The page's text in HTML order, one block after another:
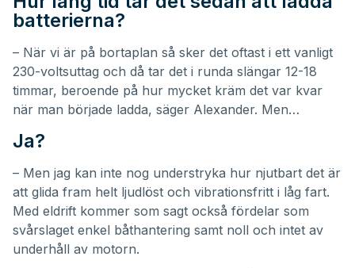
batterierna?
– När vi är på bortaplan så sker det oftast i ett vanligt
230-voltsuttag och då tar det i runda slängar 12-18
timmar, beroende på hur mycket kräm det var kvar
när man började ladda, säger Alexander. Men…
Ja?
– Men jag kan inte nog understryka hur njutbart det är
att glida fram helt ljudlöst och vibrationsfritt i låg fart.
Med eldrift kommer som sagt också fördelar som
svårslaget enkel båthantering samt noll och intet av
underhåll av motorn.